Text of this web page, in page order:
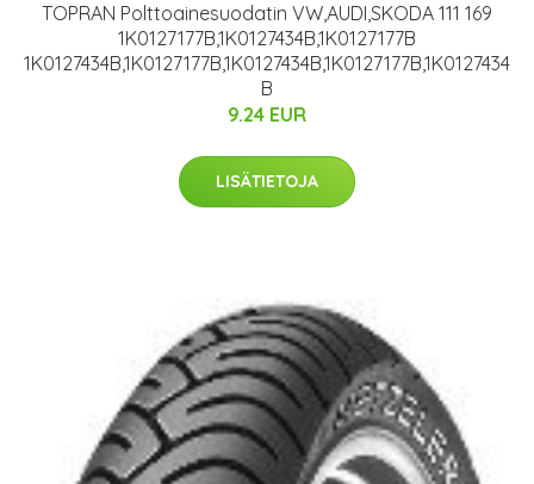
TOPRAN Polttoainesuodatin VW,AUDI,SKODA 111 169
1K0127177B,1K0127434B,1K0127177B
1K0127434B,1K0127177B,1K0127434B,1K0127177B,1K0127434
B
9.24 EUR
LISÄTIETOJA